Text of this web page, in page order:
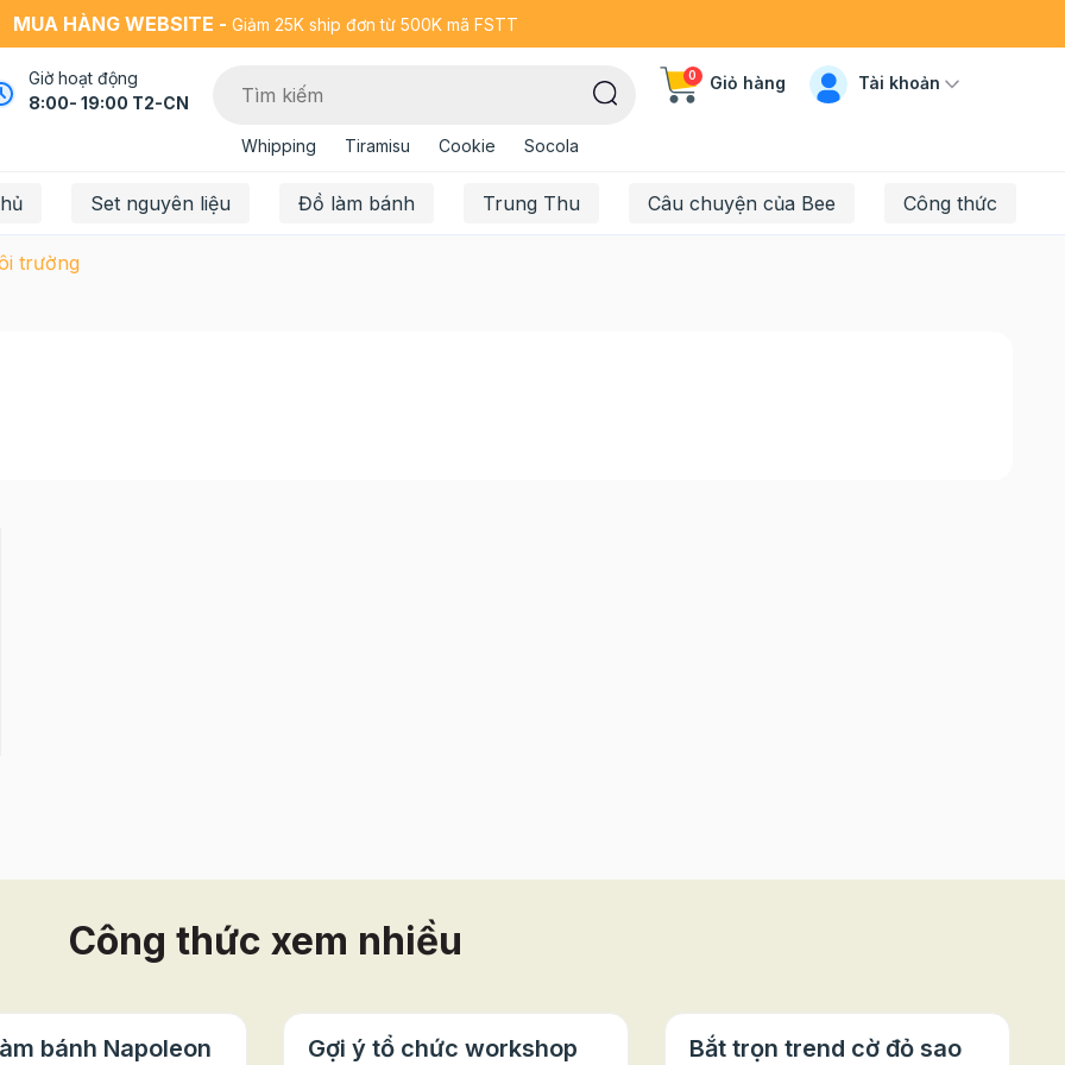
MUA HÀNG WEBSITE - Giảm 25K ship đơn từ 500K mã FSTT
Giờ hoạt động
8:00- 19:00 T2-CN
Whipping Tiramisu Cookie Socola
0 Giỏ hàng Tài khoản
Set nguyên liệu Đồ làm bánh Trung Thu Câu chuyện của Bee Công thức
trường
Công thức xem nhiều
bánh Napoleon
Gợi ý tổ chức workshop
Bắt trọn trend cờ đỏ sao